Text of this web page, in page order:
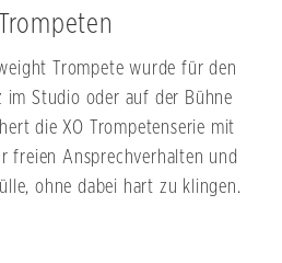
Trompete wurde für den
im Studio oder auf der Bühne
die XO Trompetenserie mit
freien Ansprechverhalten und
ohne dabei hart zu klingen.